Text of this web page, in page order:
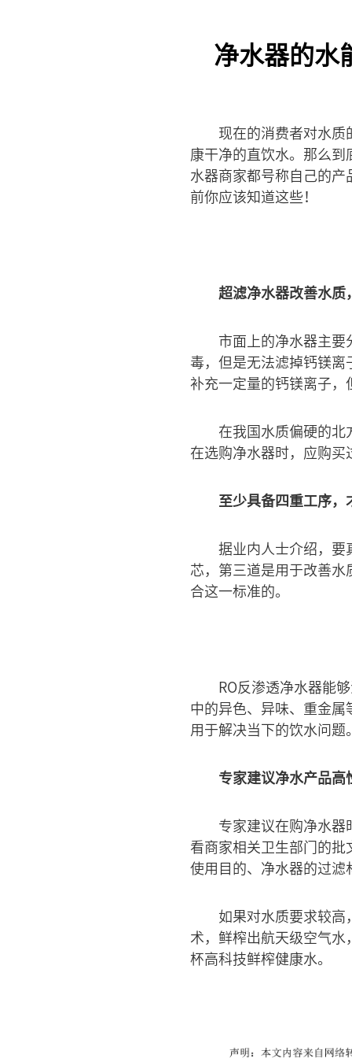
净水器的水
现在的消费者对水
康干净的直饮水。那么到
水器商家都号称自己的
前你应该知道这些！
超滤净水器改善水质
市面上的净水器主
毒，但是无法滤掉钙镁
补充一定量的钙镁离子
在我国水质偏硬的
在选购净水器时，应购
至少具备四重工序
据业内人士介绍，
芯，第三道是用于改善
合这一标准的。
RO反渗透净水器能
中的异色、异味、重金
用于解决当下的饮水问题
专家建议净水产品高
专家建议在购净水
看商家相关卫生部门的
使用目的、净水器的过滤
如果对水质要求较
术，鲜榨出航天级空气
杯高科技鲜榨健康水。